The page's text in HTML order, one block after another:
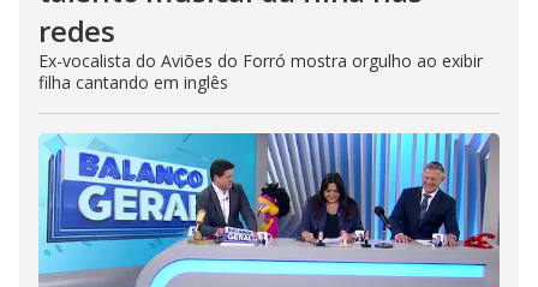
redes
Ex-vocalista do Aviões do Forró mostra orgulho ao exibir
filha cantando em inglês